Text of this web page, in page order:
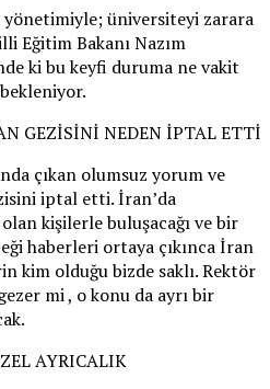
yönetimiyle; üniversiteyi zarara
Eğitim Bakanı Nazım
ki bu keyfi duruma ne vakit
GEZİSİNİ NEDEN İPTAL ETTİ
çıkan olumsuz yorum ve
iptal etti. İran’da
kişilerle buluşacağı ve bir
haberleri ortaya çıkınca İran
kim olduğu bizde saklı. Rektör
mi , o konu da ayrı bir
AYRICALIK